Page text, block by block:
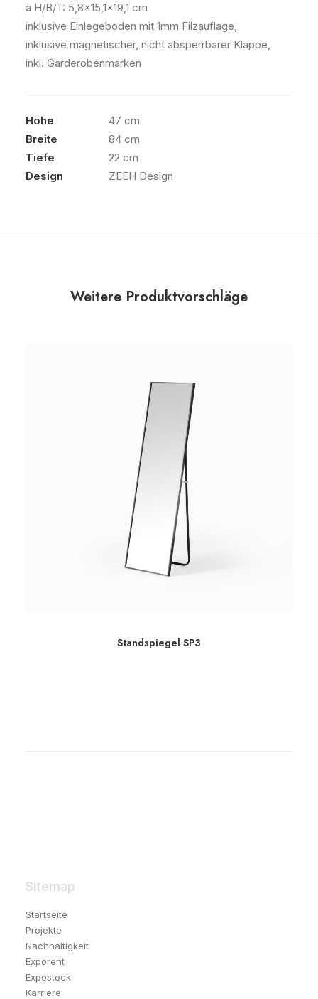
à H/B/T: 5,8×15,1×19,1 cm
inklusive Einlegeboden mit 1mm Filzauflage,
inklusive magnetischer, nicht absperrbarer Klappe,
inkl. Garderobenmarken
Höhe
47 cm
Breite
84 cm
Tiefe
22 cm
Design
ZEEH Design
Weitere Produktvorschläge
Standspiegel SP3
Sitemap
Startseite
Projekte
Nachhaltigkeit
Exporent
Expostock
Karriere